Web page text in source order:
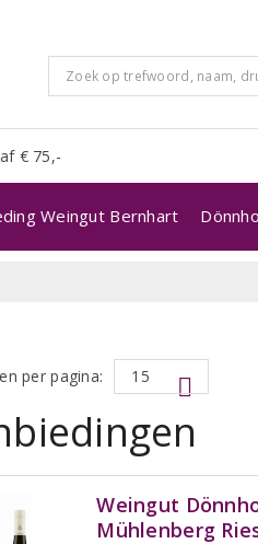
€ 75,-
Weingut Bernhart
per pagina:
Weingut
Mühlenberg